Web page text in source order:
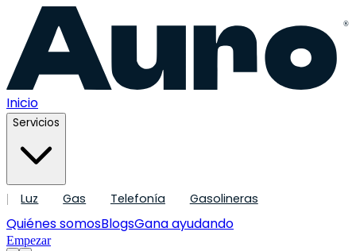
®
Inicio
Servicios
| Luz Gas Telefonía Gasolineras
Quiénes somosBlogsGana ayudando
Empezar